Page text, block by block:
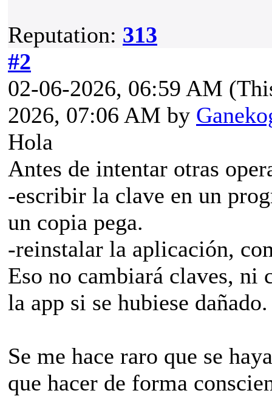
Reputation: 313
#2
02-06-2026, 06:59 AM
2026, 07:06 AM by
Hola
Antes de intentar otras
-escribir la clave en un
un copia pega.
-reinstalar la aplicación,
Eso no cambiará claves, ni
la app si se hubiese dañado.
Se me hace raro que se
que hacer de forma